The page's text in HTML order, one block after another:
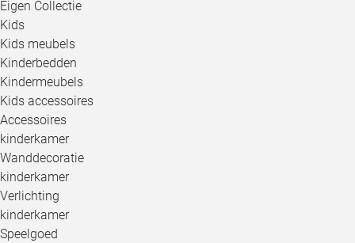
Eigen Collectie
Kids
Kids meubels
Kinderbedden
Kindermeubels
Kids accessoires
Accessoires
kinderkamer
Wanddecoratie
kinderkamer
Verlichting
kinderkamer
Speelgoed